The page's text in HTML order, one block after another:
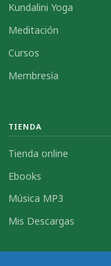
Kundalini Yoga
Meditación
Cursos
Membresía
TIENDA
Tienda online
Ebooks
Música MP3
Mis Descargas